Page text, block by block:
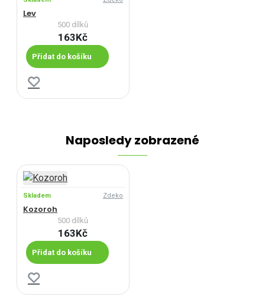
Lev
500 dílků
163Kč
Přidat do košíku
Naposledy zobrazené
Skladem Zdeko
Kozoroh
500 dílků
163Kč
Přidat do košíku